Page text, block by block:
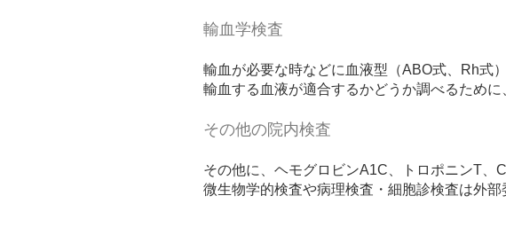
輸血学検査
輸血が必要な時などに血液型（ABO式、Rh式）
輸血する血液が適合するかどうか調べるために
その他の院内検査
その他に、ヘモグロビンA1C、トロポニンT、
微生物学的検査や病理検査・細胞診検査は外部